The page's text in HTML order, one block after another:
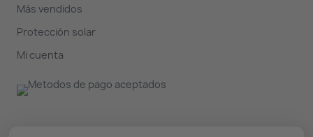
Más vendidos
Protección solar
Mi cuenta